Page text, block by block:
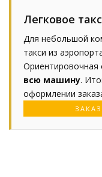
Легковое
Для небольшой
такси из
всю машину.
оформлении